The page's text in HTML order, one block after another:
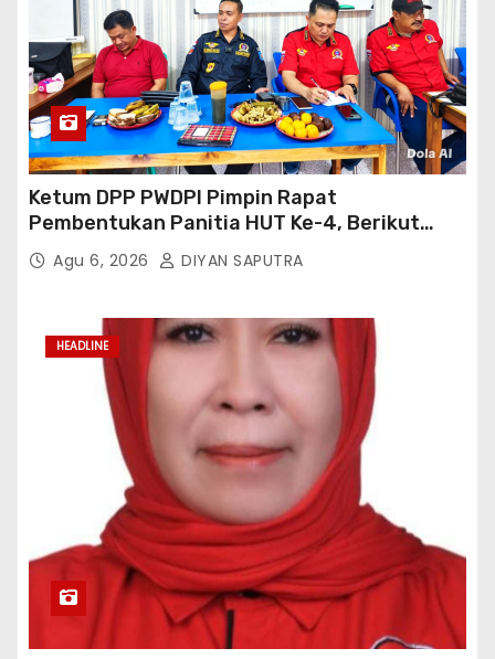
Ketum DPP PWDPI Pimpin Rapat
Pembentukan Panitia HUT Ke-4, Berikut
Susunan Dan Rangkaian Kegiatannya
Agu 6, 2026 DIYAN SAPUTRA
HEADLINE